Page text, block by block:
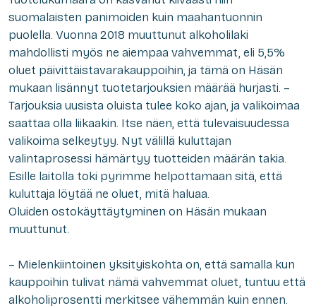
suomalaisten panimoiden kuin maahantuonnin
puolella. Vuonna 2018 muuttunut alkoholilaki
mahdollisti myös ne aiempaa vahvemmat, eli 5,5%
oluet päivittäistavarakauppoihin, ja tämä on Häsän
mukaan lisännyt tuotetarjouksien määrää hurjasti. –
Tarjouksia uusista oluista tulee koko ajan, ja valikoimaa
saattaa olla liikaakin. Itse näen, että tulevaisuudessa
valikoima selkeytyy. Nyt välillä kuluttajan
valintaprosessi hämärtyy tuotteiden määrän takia.
Esille laitolla toki pyrimme helpottamaan sitä, että
kuluttaja löytää ne oluet, mitä haluaa.
Oluiden ostokäyttäytyminen on Häsän mukaan
muuttunut.
– Mielenkiintoinen yksityiskohta on, että samalla kun
kauppoihin tulivat nämä vahvemmat oluet, tuntuu että
alkoholiprosentti merkitsee vähemmän kuin ennen.